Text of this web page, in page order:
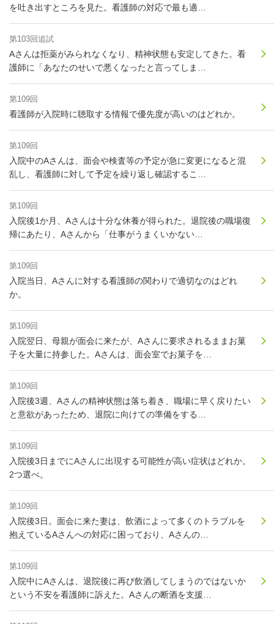
を吐き出すところを見た。看護師の対応で最も適…
第103回追試
Aさんは拒薬がみられなくなり、精神状態も安定してきた。看
護師に「あなたのせいで悪くなったと言ってしま…
第109回
看護師が入院時に聴取する情報で優先度が高いのはどれか。
第109回
入院中のAさんは、面会や検査等の予定が急に変更になると混
乱し、看護師に対して予定を繰り返し確認するこ…
第109回
入院後1か月、Aさんは十分な休養が得られた。退院後の職場復
帰にあたり、Aさんから「仕事がうまくいかない…
第109回
入院当日、Aさんに対する看護師の関わりで適切なのはどれ
か。
第109回
入院翌日、母親が面会に来たが、Aさんに要求されるままお菓
子を大量に持参した。Aさんは、面会室でお菓子を…
第109回
入院後3週、Aさんの精神状態は落ち着き、職場に早く戻りたい
と意欲があったため、退院に向けての準備をする…
第109回
入院後3日までにAさんに出現する可能性が高い症状はどれか。
2つ選べ。
第109回
入院後3日。面会に来た妻は、飲酒によって多くのトラブルを
抱えているAさんへの対応に困っており、Aさんの…
第109回
入院中にAさんは、退院後に再び飲酒してしまうのではないか
という不安を看護師に訴えた。Aさんの断酒を支援…